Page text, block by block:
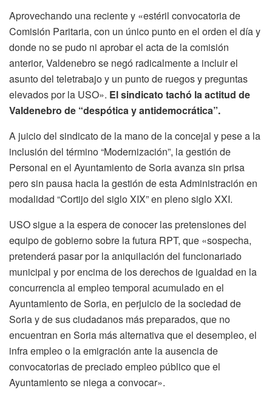
Aprovechando una reciente y «estéril convocatoria de
Comisión Paritaria, con un único punto en el orden el día y
donde no se pudo ni aprobar el acta de la comisión
anterior, Valdenebro se negó radicalmente a incluir el
asunto del teletrabajo y un punto de ruegos y preguntas
elevados por la USO». El sindicato tachó la actitud de
Valdenebro de “despótica y antidemocrática”.
A juicio del sindicato de la mano de la concejal y pese a la
inclusión del término “Modernización”, la gestión de
Personal en el Ayuntamiento de Soria avanza sin prisa
pero sin pausa hacia la gestión de esta Administración en
modalidad “Cortijo del siglo XIX” en pleno siglo XXI.
USO sigue a la espera de conocer las pretensiones del
equipo de gobierno sobre la futura RPT, que «sospecha,
pretenderá pasar por la aniquilación del funcionariado
municipal y por encima de los derechos de igualdad en la
concurrencia al empleo temporal acumulado en el
Ayuntamiento de Soria, en perjuicio de la sociedad de
Soria y de sus ciudadanos más preparados, que no
encuentran en Soria más alternativa que el desempleo, el
infra empleo o la emigración ante la ausencia de
convocatorias de preciado empleo público que el
Ayuntamiento se niega a convocar».